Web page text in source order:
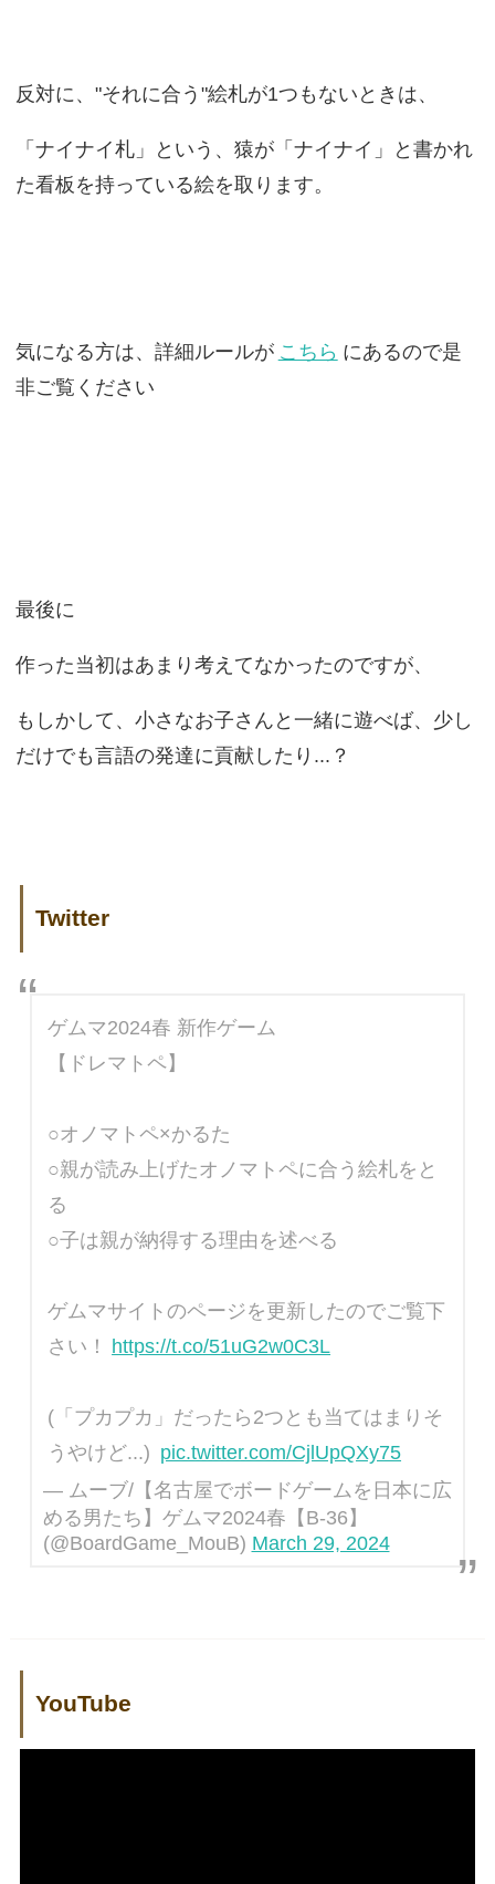
反対に、"それに合う"絵札が1つもないときは、
「ナイナイ札」という、猿が「ナイナイ」と書かれ
た看板を持っている絵を取ります。
気になる方は、詳細ルールが こちら にあるので是
非ご覧ください
最後に
作った当初はあまり考えてなかったのですが、
もしかして、小さなお子さんと一緒に遊べば、少し
だけでも言語の発達に貢献したり...？
Twitter
ゲムマ2024春 新作ゲーム
【ドレマトペ】
○オノマトペ×かるた
○親が読み上げたオノマトペに合う絵札をと
る
○子は親が納得する理由を述べる
ゲムマサイトのページを更新したのでご覧下
さい！
https://t.co/51uG2w0C3L
(「プカプカ」だったら2つとも当てはまりそ
うやけど...) pic.twitter.com/CjlUpQXy75
— ムーブ/【名古屋でボードゲームを日本に広
める男たち】ゲムマ2024春【B-36】
(@BoardGame_MouB) March 29, 2024
YouTube